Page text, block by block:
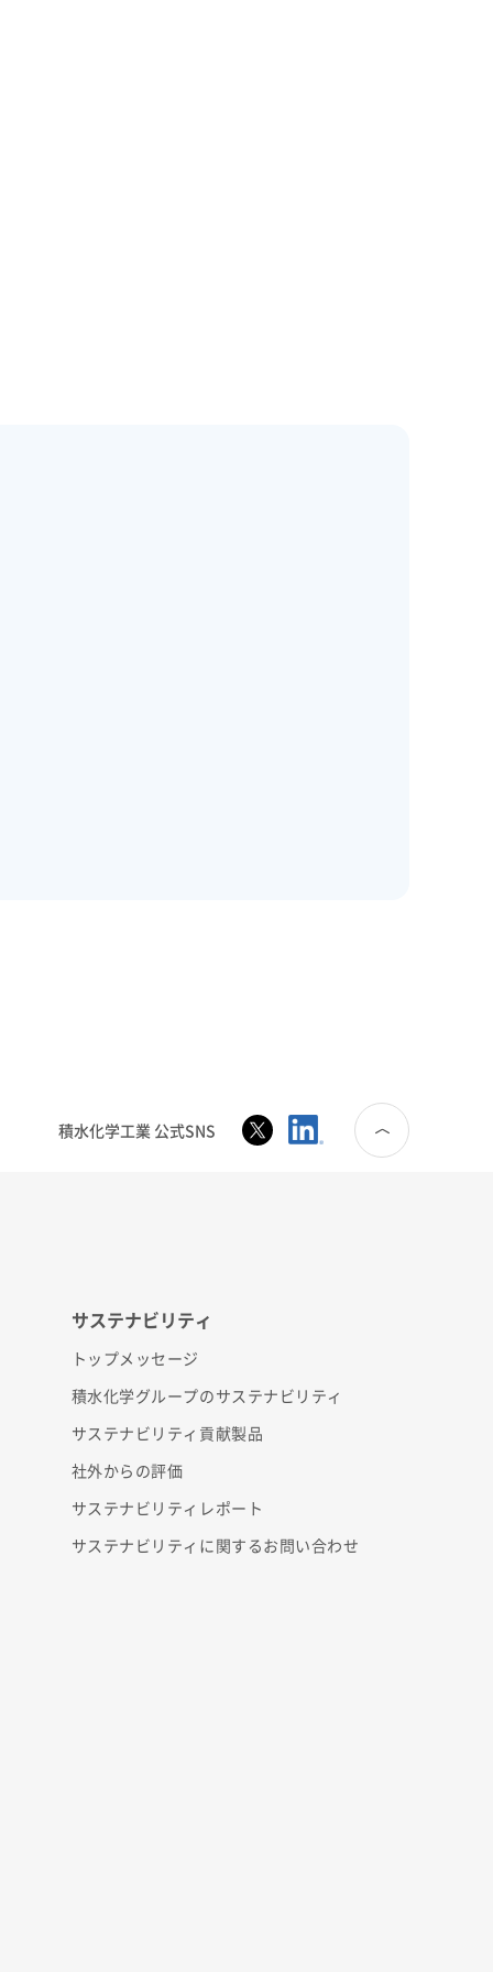
積水化学工業 公式SNS
サステナビリティ
トップメッセージ
積水化学グループのサステナビリティ
サステナビリティ貢献製品
社外からの評価
サステナビリティレポート
サステナビリティに関するお問い合わせ